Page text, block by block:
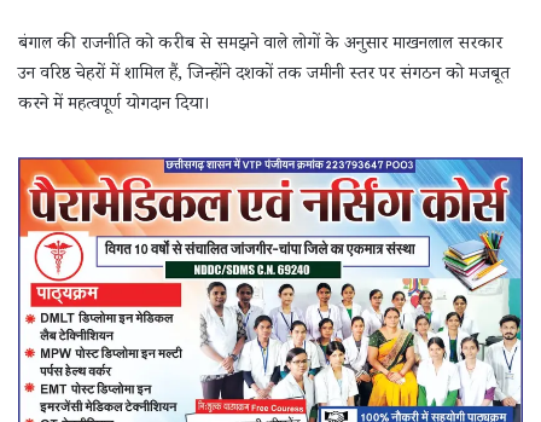
बंगाल की राजनीति को करीब से समझने वाले लोगों के अनुसार माखनलाल सरकार
उन वरिष्ठ चेहरों में शामिल हैं, जिन्होंने दशकों तक जमीनी स्तर पर संगठन को मजबूत
करने में महत्वपूर्ण योगदान दिया।